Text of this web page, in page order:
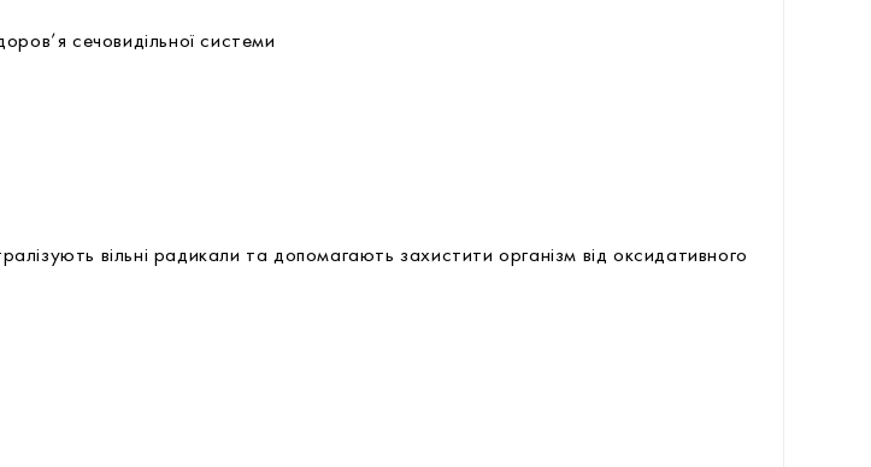
сечовидільної системи
вільні радикали та допомагають захистити організм від оксидативного